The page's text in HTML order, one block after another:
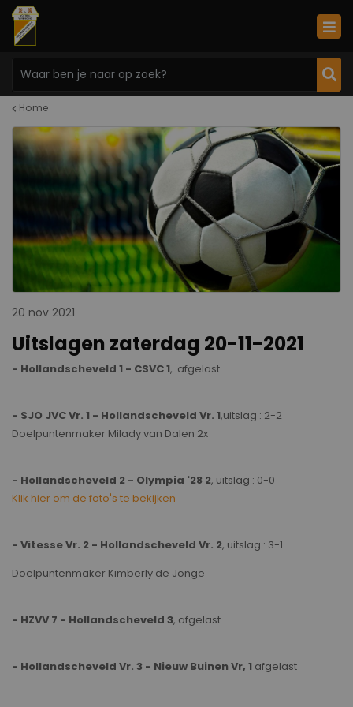
Home
20 nov 2021
Uitslagen zaterdag 20-11-2021
- Hollandscheveld 1 - CSVC 1, afgelast
- SJO JVC Vr. 1 - Hollandscheveld Vr. 1,uitslag : 2-2
Doelpuntenmaker Milady van Dalen 2x
- Hollandscheveld 2 - Olympia '28 2, uitslag : 0-0
Klik hier om de foto's te bekijken
- Vitesse Vr. 2 - Hollandscheveld Vr. 2, uitslag : 3-1
Doelpuntenmaker Kimberly de Jonge
- HZVV 7 - Hollandscheveld 3, afgelast
- Hollandscheveld Vr. 3 - Nieuw Buinen Vr, 1 afgelast